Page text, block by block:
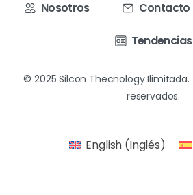
Nosotros Contacto
Tendencias
© 2025 Silcon Thecnology Ilimitada.
reservados.
English (Inglés)